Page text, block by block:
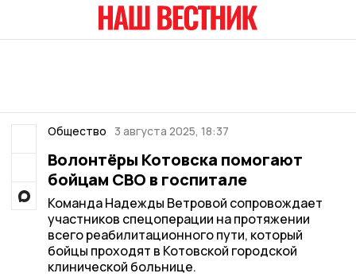
Общество 3 августа 2025, 18:37
Волонтёры Котовска помогают
бойцам СВО в госпитале
Команда Надежды Ветровой сопровождает
участников спецоперации на протяжении
всего реабилитационного пути, который
бойцы проходят в Котовской городской
клинической больнице.